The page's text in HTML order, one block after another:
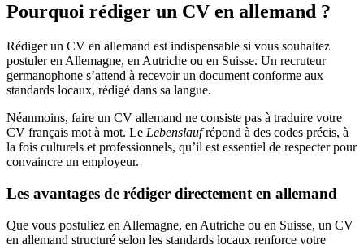
Pourquoi rédiger un CV en allemand ?
Rédiger un CV en allemand est indispensable si vous souhaitez
postuler en Allemagne, en Autriche ou en Suisse. Un recruteur
germanophone s’attend à recevoir un document conforme aux
standards locaux, rédigé dans sa langue.
Néanmoins, faire un CV allemand ne consiste pas à traduire votre
CV français mot à mot. Le Lebenslaufrépond à des codes précis, à
la fois culturels et professionnels, qu’il est essentiel de respecter pour
convaincre un employeur.
Les avantages de rédiger directement en allemand
Que vous postuliez en Allemagne, en Autriche ou en Suisse, un CV
en allemand structuré selon les standards locaux renforce votre